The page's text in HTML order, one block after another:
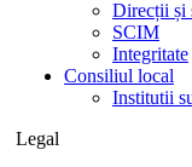
Direcții și
SCIM
Integritate
Consiliul local
Institutii
Legal